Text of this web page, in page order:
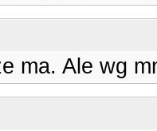
ma. Ale wg